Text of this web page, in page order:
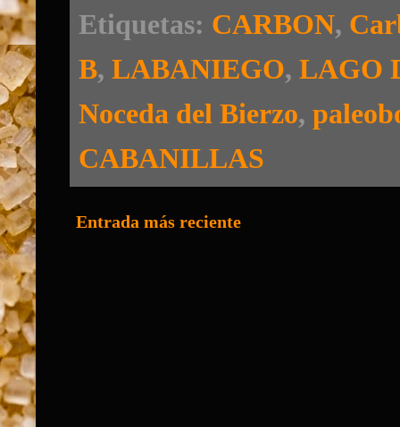
Etiquetas: CARBON,
B, LABANIEGO, LAGO
Noceda del Bierzo,
CABANILLAS
Entrada más reciente